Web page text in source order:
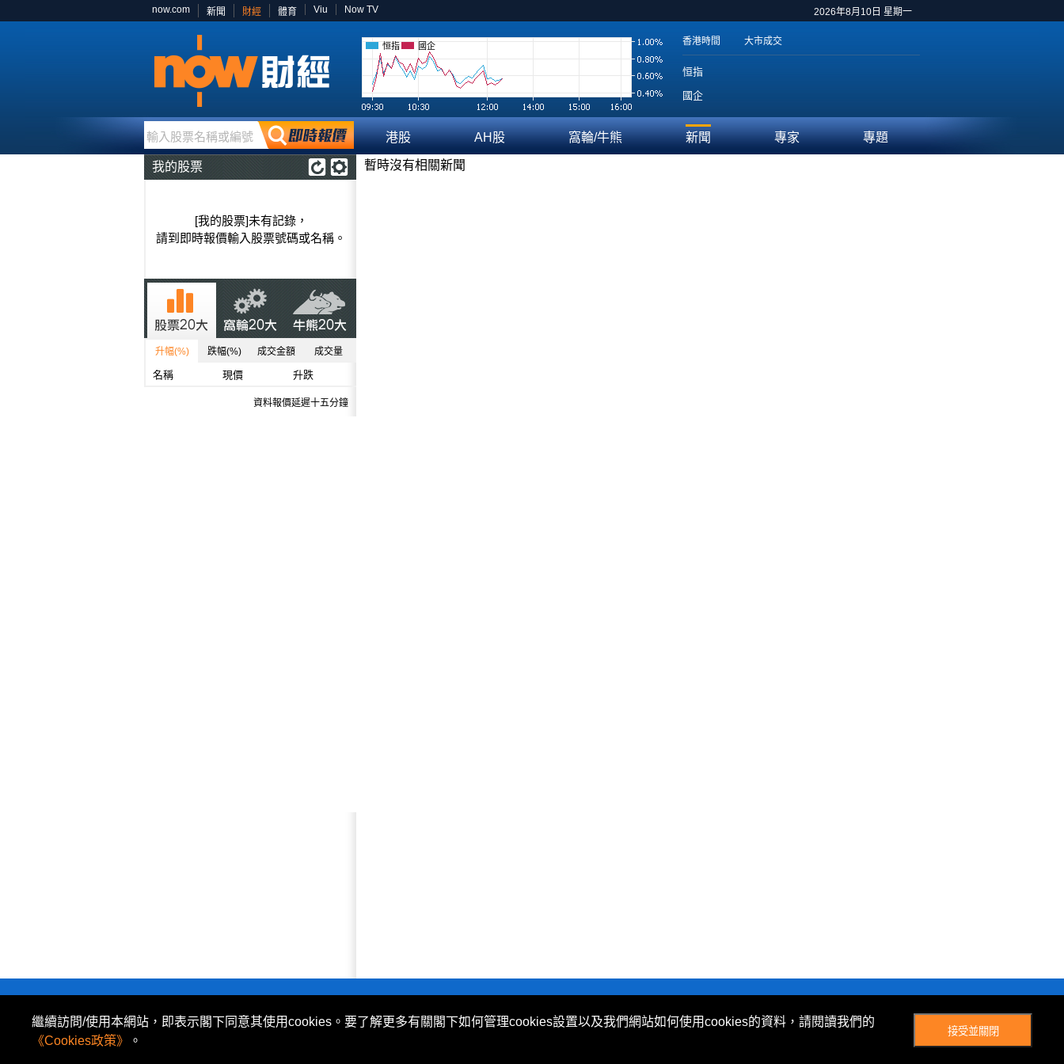
2026年8月10日 星期一
now.com 新聞 財經 體育 Viu Now TV
恒指 國企 香港時間 大市成交
恒指
國企
輸入股票名稱或編號 港股 AH股 窩輪/牛熊 新聞 專家 專題
我的股票
[我的股票]未有記錄，
請到即時報價輸入股票號碼或名稱。
升幅(%) 跌幅(%) 成交金額 成交量
名稱 現價 升跌
資料報價延遲十五分鐘
暫時沒有相關新聞
繼續訪問/使用本網站，即表示閣下同意其使用cookies。要了解更多有關閣下如何管理cookies設置以及我們網站如何使用cookies的資料，請閱讀我們的
《Cookies政策》
。
接受並關閉
所有資料或訊息僅作為參考之用。股票報價由 N2N-AFE (Hong Kong) Limited 提供。